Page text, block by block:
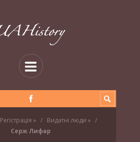
Регістрація » Видатні люди »
Серж Лифар